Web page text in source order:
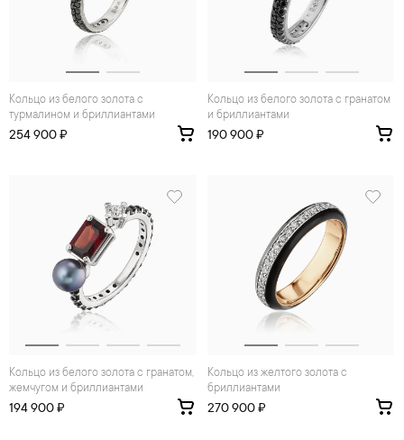
Кольцо из белого золота с
турмалином и бриллиантами
254 900 ₽
Кольцо из белого золота с гранатом
и бриллиантами
190 900 ₽
Кольцо из белого золота с гранатом,
жемчугом и бриллиантами
194 900 ₽
Кольцо из желтого золота с
бриллиантами
270 900 ₽